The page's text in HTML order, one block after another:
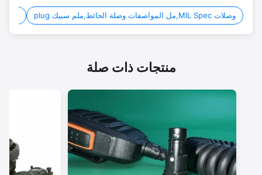
وصلات MIL Spec,مل المواصفات وصلة الحائط,ملم سبيك plug
منتجات ذات صلة